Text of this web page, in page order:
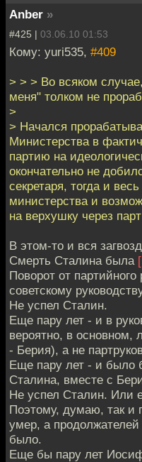
Anber »
#425 | 03.06.10 01:53
Кому: yuri535, #409
> > > Во всяком
меня" толком не
>
> Начался
Министерства в
партию на
окончательно не
секретаря, тогда и
министерства и
на верхушку через
В этом-то и вся
Смерть Сталина была
Поворот от
советскому
Не успел Сталин.
Еще пару лет - и в
вероятно, в основном,
- Берия), а не
Еще пару лет - и было
Сталина, вместе с
Не успел Сталин. Или
Поэтому, думаю, так и
умер, а
было.
Еще бы пару лет